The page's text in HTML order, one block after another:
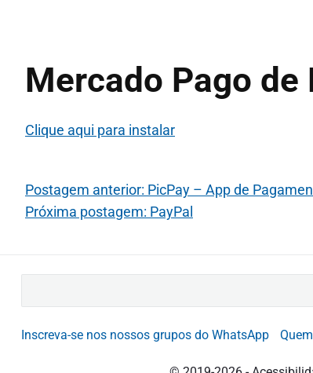
Mercado Pago
Clique aqui para instalar
Postagem anterior: PicPay – App de
Próxima postagem: PayPal
cInscreva-se nos nossos grupos do WhatsApp